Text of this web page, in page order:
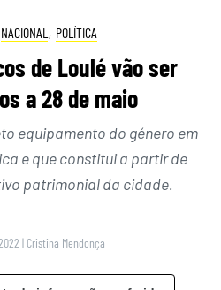
NACIONAL , POLÍTICA
de Loulé vão ser
a 28 de maio
equipamento do género em
e que constitui a partir de
patrimonial da cidade.
| Cristina Mendonça